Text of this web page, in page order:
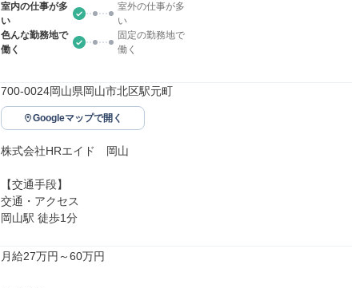
室内の仕事が多
い
室外の仕事が多
い
色んな勤務地で
働く
固定の勤務地で
働く
700-0024岡山県岡山市北区駅元町
Googleマップで開く
株式会社HRエイド　岡山
【交通手段】
交通・アクセス
岡山駅 徒歩1分
月給27万円～60万円